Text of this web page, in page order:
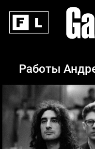
Работы